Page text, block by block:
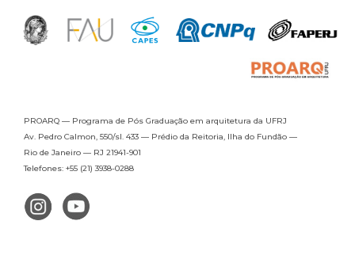
PROARQ — Programa de Pós Graduação em arquitetura da UFRJ
Av. Pedro Calmon, 550/sl. 433 — Prédio da Reitoria, Ilha do Fundão —
Rio de Janeiro — RJ 21941-901
Telefones: +55 (21) 3938-0288